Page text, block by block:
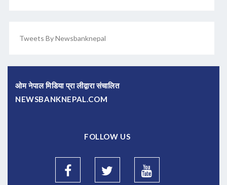
Tweets By Newsbanknepal
ओम नेपाल मिडिया प्रा लीद्वारा संचालित
NEWSBANKNEPAL.COM
FOLLOW US